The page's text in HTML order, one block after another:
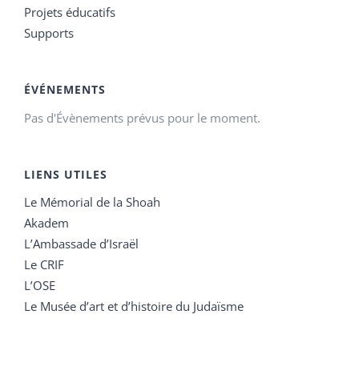
Projets éducatifs
Supports
ÉVÉNEMENTS
Pas d'Évènements prévus pour le moment.
LIENS UTILES
Le Mémorial de la Shoah
Akadem
L’Ambassade d’Israël
Le CRIF
L’OSE
Le Musée d’art et d’histoire du Judaïsme